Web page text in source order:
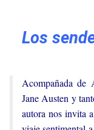
Los
Acompañada de
Jane Austen y
autora nos invita